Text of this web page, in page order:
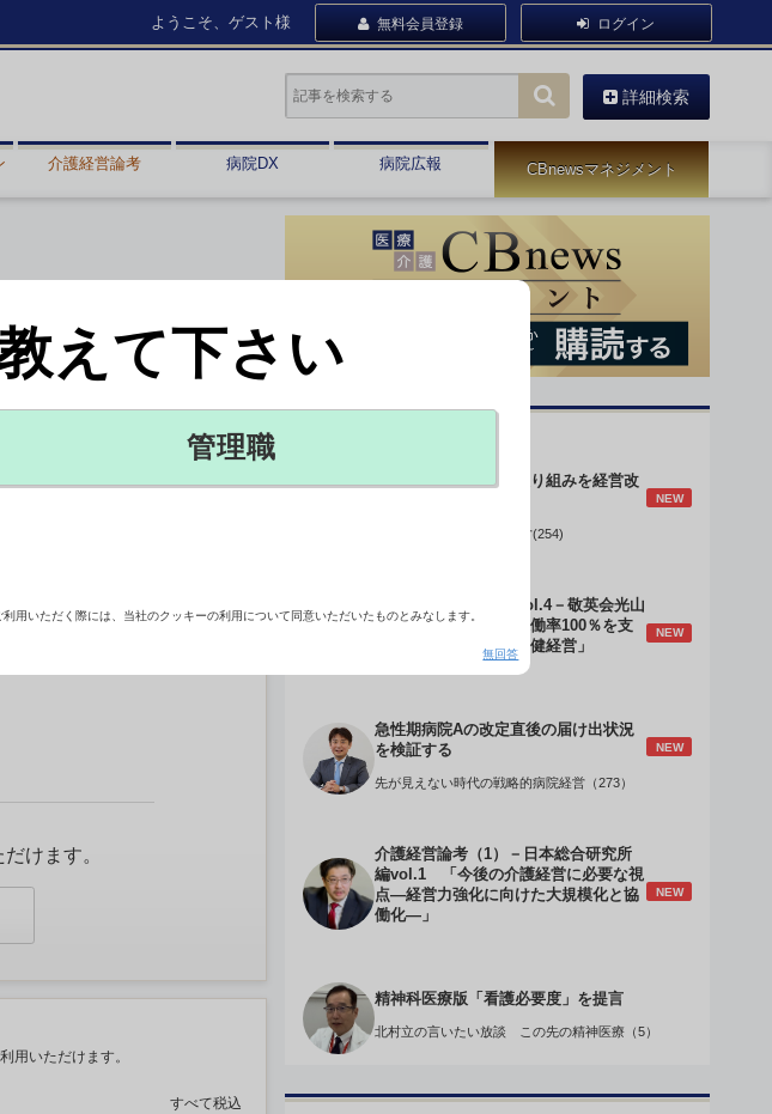
ようこそ、ゲスト様 無料会員登録 ログイン
詳細検索
介護経営論考 病院DX 病院広報 CBnewsマネジメント
小林 拓磨 様
ために 、時
通じて伝われ
けます。
用いただけます。
すべて税込
身体的拘束最小化の取り組みを経営改
NEW
データで読み解く病院経営(254)
介護経営のデザインVol.4－敬英会光山
誠理事長 「驚異の稼働率100％を支
える『顧客目線』の老健経営」
NEW
急性期病院Aの改定直後の届け出状況
を検証する
NEW
先が見えない時代の戦略的病院経営（273）
介護経営論考（1）－日本総合研究所
編vol.1 「今後の介護経営に必要な視
点―経営力強化に向けた大規模化と協
働化―」
NEW
精神科医療版「看護必要度」を提言
北村立の言いたい放談 この先の精神医療（5）
えて下さい
管理職
いただく際には、当社のクッキーの利用について同意いただいたものとみなします。
無回答